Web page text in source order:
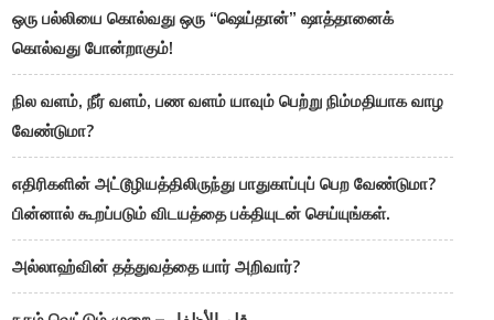
ஒரு பல்லியை கொல்வது ஒரு “ஷெய்தான்” ஷாத்தானைக்
கொல்வது போன்றாகும்!
நில வளம், நீர் வளம், பண வளம் யாவும் பெற்று நிம்மதியாக வாழ
வேண்டுமா?
எதிரிகளின் அட்டூழியத்திலிருந்து பாதுகாப்புப் பெற வேண்டுமா?
பின்னால் கூறப்படும் விடயத்தை பக்தியுடன் செய்யுங்கள்.
அல்லாஹ்வின் தத்துவத்தை யார் அறிவார்?